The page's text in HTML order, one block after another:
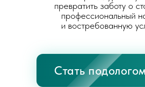
превратить заботу о
профессиональный
и востребованную
Стать подологом